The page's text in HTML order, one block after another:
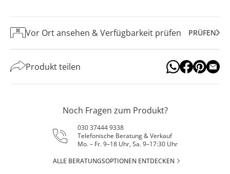
Vor Ort ansehen & Verfügbarkeit prüfen PRÜFEN
Produkt teilen
Noch Fragen zum Produkt?
030 37444 9338
Telefonische Beratung & Verkauf
Mo. – Fr. 9–18 Uhr, Sa. 9–17:30 Uhr
ALLE BERATUNGSOPTIONEN ENTDECKEN